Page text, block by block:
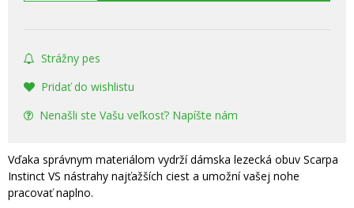
Strážny pes
Pridať do wishlistu
Nenašli ste Vašu veľkosť? Napíšte nám
Vďaka správnym materiálom vydrží dámska lezecká obuv Scarpa
Instinct VS nástrahy najťažších ciest a umožní vašej nohe
pracovať naplno.